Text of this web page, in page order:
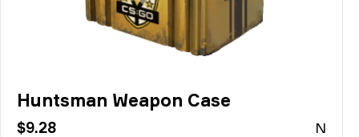
Huntsman Weapon Case
$9.28 N